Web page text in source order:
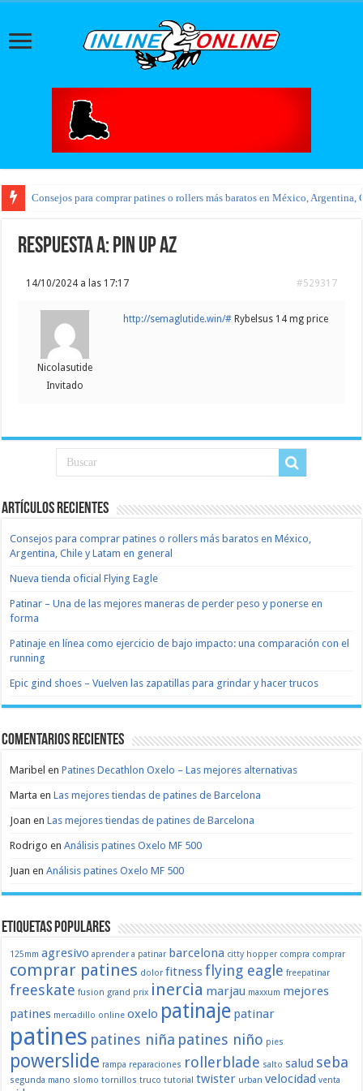
Consejos para comprar patines o rollers más baratos en México, Argentina,
Respuesta a: pin up az
14/10/2024 a las 17:17 #529317
Nicolasutide
Invitado
http://semaglutide.win/# Rybelsus 14 mg price
Artículos recientes
Consejos para comprar patines o rollers más baratos en México,
Argentina, Chile y Latam en general
Nueva tienda oficial Flying Eagle
Patinar – Una de las mejores maneras de perder peso y ponerse en
forma
Patinaje en línea como ejercicio de bajo impacto: una comparación con el
running
Epic gind shoes – Vuelven las zapatillas para grindar y hacer trucos
Comentarios recientes
Maribel enPatines Decathlon Oxelo – Las mejores alternativas
Marta enLas mejores tiendas de patines de Barcelona
Joan enLas mejores tiendas de patines de Barcelona
Rodrigo enAnálisis patines Oxelo MF 500
Juan enAnálisis patines Oxelo MF 500
Etiquetas populares
125mm agresivo aprender a patinar barcelona citty hopper compra comprar
comprar patines dolor fitnessflying eagle freepatinar
freeskate fusion grand prix inercia marjau maxxum mejores
patines mercadillo online oxelo patinaje patinar
patines patines niña patines niño pies
powerslide rampa reparaciones rollerblade salto salud seba
segunda mano slomo tornillos truco tutorial twister urban velocidad venta